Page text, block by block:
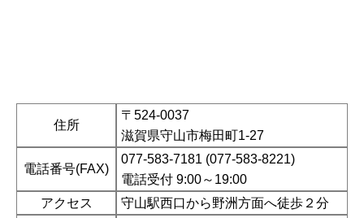
住所
〒524-0037
滋賀県守山市梅田町1-27
電話番号(FAX)
077-583-7181 (077-583-8221)
電話受付 9:00～19:00
アクセス
守山駅西口から野洲方面へ徒歩２分